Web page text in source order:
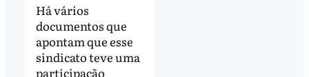
Há vários
documentos que
apontam que esse
sindicato teve uma
participação